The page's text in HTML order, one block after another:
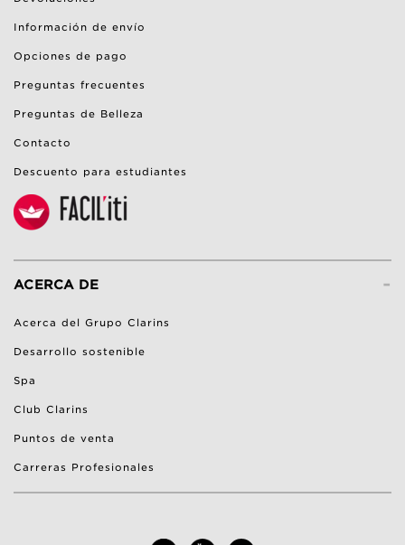
Información de envío
Opciones de pago
Preguntas frecuentes
Preguntas de Belleza
Contacto
Descuento para estudiantes
-
ACERCA DE
Acerca del Grupo Clarins
Desarrollo sostenible
Spa
Club Clarins
Puntos de venta
Carreras Profesionales